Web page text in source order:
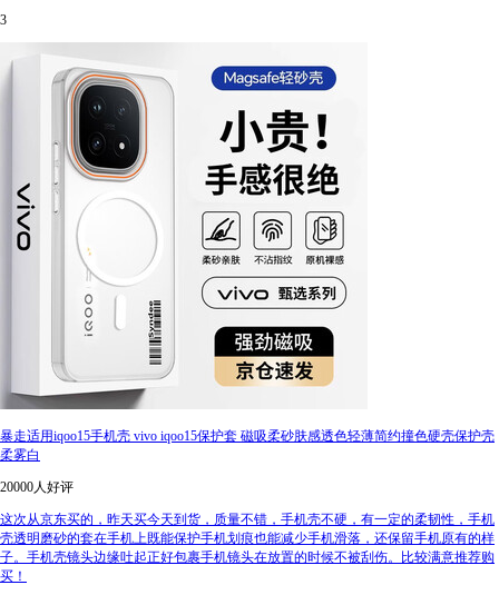
3
暴走适用iqoo15手机壳 vivo iqoo15保护套 磁吸柔砂肤感透色轻薄简约撞色硬壳保护壳
柔雾白
20000人好评
这次从京东买的，昨天买今天到货，质量不错，手机壳不硬，有一定的柔韧性，手机
壳透明磨砂的套在手机上既能保护手机划痕也能减少手机滑落，还保留手机原有的样
子。手机壳镜头边缘吐起正好包裹手机镜头在放置的时候不被刮伤。比较满意推荐购
买！